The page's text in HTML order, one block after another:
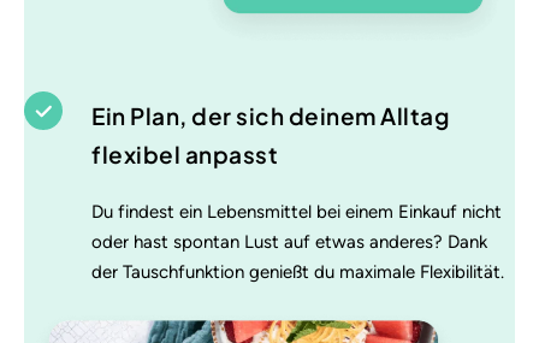
Ein Plan, der sich deinem Alltag
flexibel anpasst
Du findest ein Lebensmittel bei einem Einkauf nicht
oder hast spontan Lust auf etwas anderes? Dank
der Tauschfunktion genießt du maximale Flexibilität.